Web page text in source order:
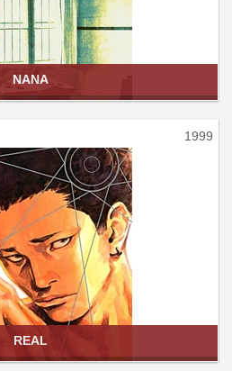
NANA
1999
REAL